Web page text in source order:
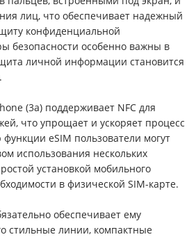
лиц, что обеспечивает надежный
конфиденциальной
безопасности особенно важны в
личной информации становится
(3a) поддерживает NFC для
что упрощает и ускоряет процесс
eSIM пользователи могут
использования нескольких
установкой мобильного
в физической SIM-карте.
обеспечивает ему
стильные линии, компактные